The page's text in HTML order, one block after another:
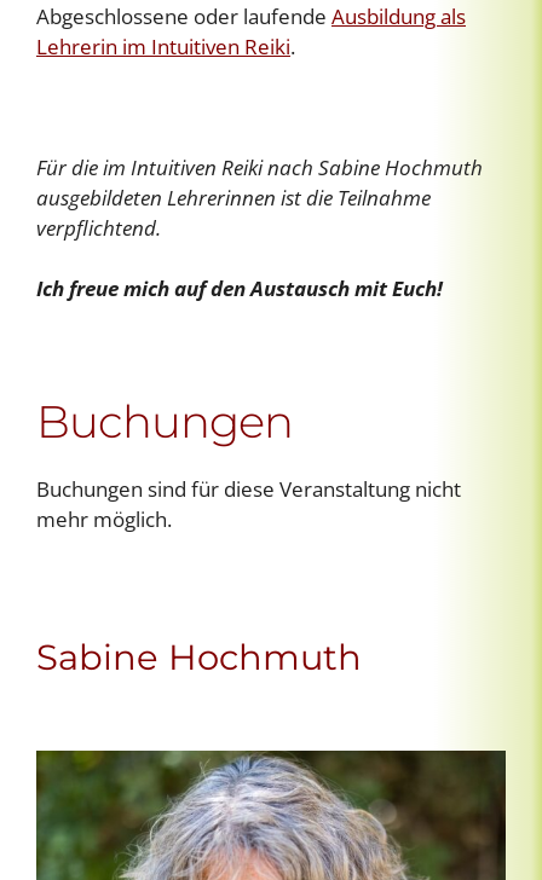
Abgeschlossene oder laufende Ausbildung als
Lehrerin im Intuitiven Reiki.
Für die im Intuitiven Reiki nach Sabine Hochmuth
ausgebildeten Lehrerinnen ist die Teilnahme
verpflichtend.
Ich freue mich auf den Austausch mit Euch!
Buchungen
Buchungen sind für diese Veranstaltung nicht
mehr möglich.
Sabine Hochmuth